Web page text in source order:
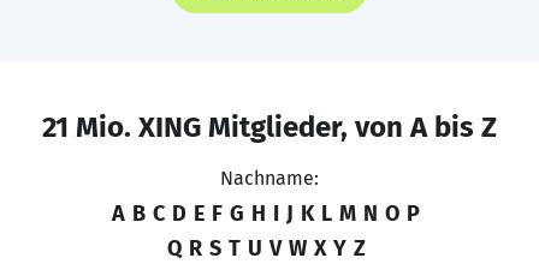
21 Mio. XING Mitglieder, von A bis Z
Nachname:
A B C D E F G H I J K L M N O P
Q R S T U V W X Y Z